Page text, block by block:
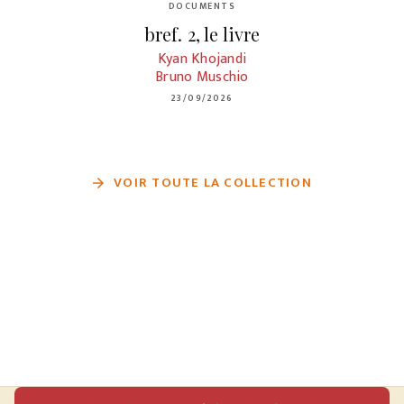
DOCUMENTS
bref. 2, le livre
Kyan Khojandi
Bruno Muschio
23/09/2026
arrow_forward VOIR TOUTE LA COLLECTION